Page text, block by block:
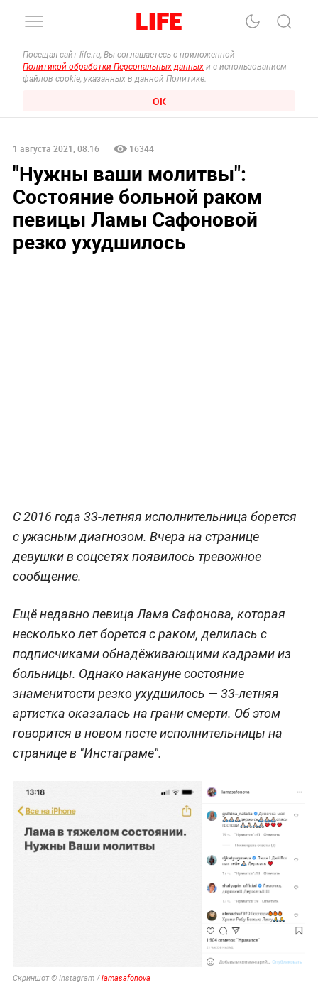
Посещая сайт life.ru, Вы соглашаетесь с приложенной
Политикой обработки Персональных данных и с использованием
файлов cookie, указанных в данной Политике.
ОК
1 августа 2021, 08:16 16344
"Нужны ваши молитвы":
Состояние больной раком
певицы Ламы Сафоновой
резко ухудшилось
С 2016 года 33-летняя исполнительница борется
с ужасным диагнозом. Вчера на странице
девушки в соцсетях появилось тревожное
сообщение.
Ещё недавно певица Лама Сафонова, которая
несколько лет борется с раком, делилась с
подписчиками обнадёживающими кадрами из
больницы. Однако накануне состояние
знаменитости резко ухудшилось — 33-летняя
артистка оказалась на грани смерти. Об этом
говорится в новом посте исполнительницы на
странице в "Инстаграме".
Скриншот © Instagram /lamasafonova